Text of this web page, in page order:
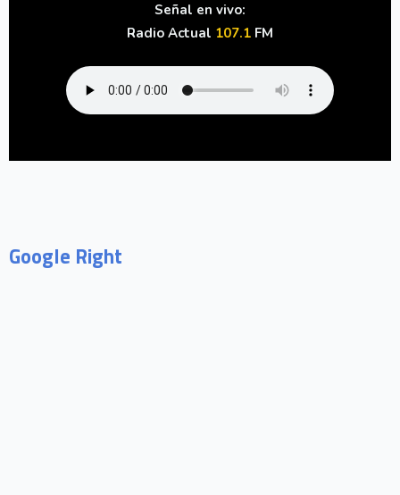
Señal en vivo:
Radio Actual 107.1 FM
Google Right